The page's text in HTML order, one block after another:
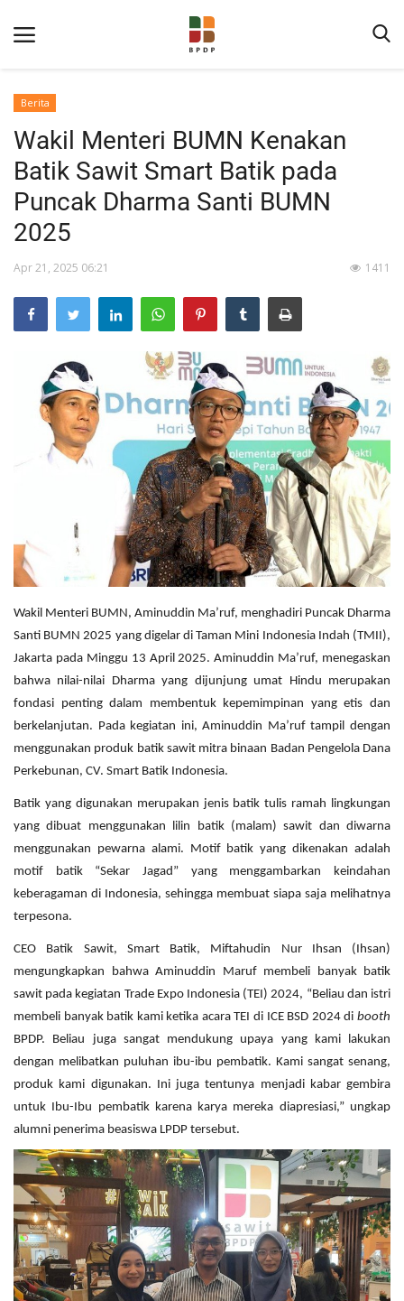
Informasi Publik
Berita
Pengumuman
Tentang Sawit
Indonesia
Berita
Wakil Menteri BUMN Kenakan
Batik Sawit Smart Batik pada
Puncak Dharma Santi BUMN
2025
Apr 21, 2025 06:21 1411
Wakil Menteri BUMN, Aminuddin Ma’ruf, menghadiri Puncak Dharma
Santi BUMN 2025 yang digelar di Taman Mini Indonesia Indah (TMII),
Jakarta pada Minggu 13 April 2025. Aminuddin Ma’ruf, menegaskan
bahwa nilai-nilai Dharma yang dijunjung umat Hindu merupakan
fondasi penting dalam membentuk kepemimpinan yang etis dan
berkelanjutan. Pada kegiatan ini, Aminuddin Ma’ruf tampil dengan
menggunakan produk batik sawit mitra binaan Badan Pengelola Dana
Perkebunan, CV. Smart Batik Indonesia.
Batik yang digunakan merupakan jenis batik tulis ramah lingkungan
yang dibuat menggunakan lilin batik (malam) sawit dan diwarna
menggunakan pewarna alami. Motif batik yang dikenakan adalah
motif batik “Sekar Jagad” yang menggambarkan keindahan
keberagaman di Indonesia, sehingga membuat siapa saja melihatnya
terpesona.
CEO Batik Sawit, Smart Batik, Miftahudin Nur Ihsan (Ihsan)
mengungkapkan bahwa Aminuddin Maruf membeli banyak batik
sawit pada kegiatan Trade Expo Indonesia (TEI) 2024, “Beliau dan istri
membeli banyak batik kami ketika acara TEI di ICE BSD 2024 di booth
BPDP. Beliau juga sangat mendukung upaya yang kami lakukan
dengan melibatkan puluhan ibu-ibu pembatik. Kami sangat senang,
produk kami digunakan. Ini juga tentunya menjadi kabar gembira
untuk Ibu-Ibu pembatik karena karya mereka diapresiasi,” ungkap
alumni penerima beasiswa LPDP tersebut.